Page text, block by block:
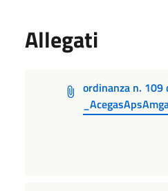
Allegati
ordinanza n.